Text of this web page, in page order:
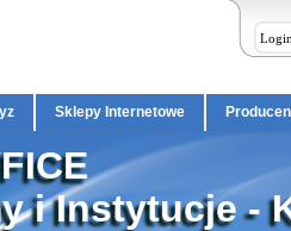
Sklepy Internetowe
i Instytucje -